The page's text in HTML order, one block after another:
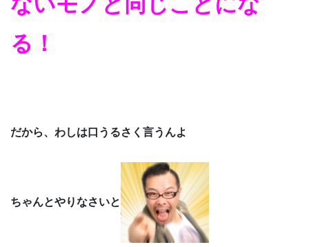
る！
だから、わしは口うるさく言うんよ
ちゃんとやりなさいと